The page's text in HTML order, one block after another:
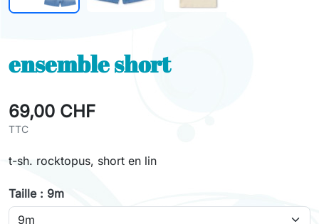
ensemble short
69,00 CHF
TTC
t-sh. rocktopus, short en lin
Taille : 9m